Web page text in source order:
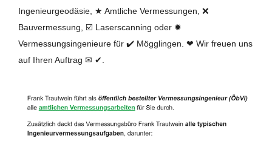
Ingenieurgeodäsie, ★ Amtliche Vermessungen, ❌
Bauvermessung, ☑️ Laserscanning oder ✹
Vermessungsingenieure für ✔️ Mögglingen. ❤ Wir freuen uns
auf Ihren Auftrag ✉ ✔.